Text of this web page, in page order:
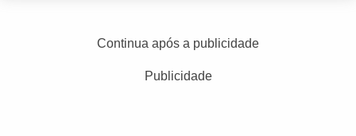
Continua após a publicidade
Publicidade